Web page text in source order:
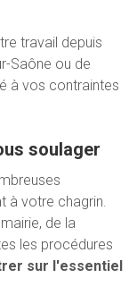
travail depuis
Saône ou de
à vos contraintes
soulager
à votre chagrin.
de la
les procédures
sur l'essentiel